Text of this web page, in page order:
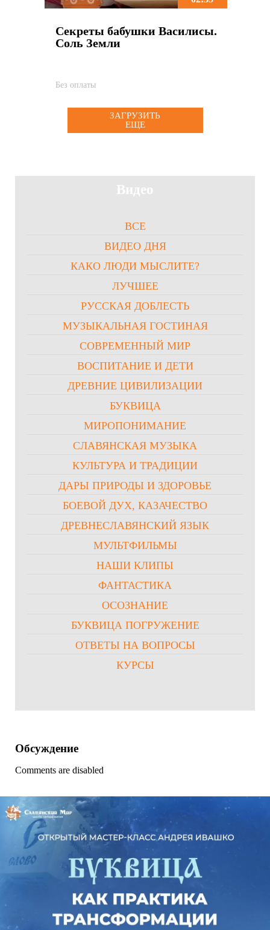
Секреты бабушки Василисы.
Соль Земли
Без оплаты
ЗАГРУЗИТЬ
ЕЩЕ
Видео
ВСЕ
ВИДЕО ДНЯ
КАКО ЛЮДИ МЫСЛИТЕ?
ЛУЧШЕЕ
РУССКАЯ ДОБЛЕСТЬ
МУЗЫКАЛЬНАЯ ГОСТИНАЯ
СОВРЕМЕННЫЙ МИР
ВОСПИТАНИЕ И ДЕТИ
ДРЕВНИЕ ЦИВИЛИЗАЦИИ
БУКВИЦА
МИРОПОНИМАНИЕ
СЛАВЯНСКАЯ МУЗЫКА
КУЛЬТУРА И ТРАДИЦИИ
ДАРЫ ПРИРОДЫ И ЗДОРОВЬЕ
БОЕВОЙ ДУХ, КАЗАЧЕСТВО
ДРЕВНЕСЛАВЯНСКИЙ ЯЗЫК
МУЛЬТФИЛЬМЫ
НАШИ КЛИПЫ
ФАНТАСТИКА
ОСОЗНАНИЕ
БУКВИЦА ПОГРУЖЕНИЕ
ОТВЕТЫ НА ВОПРОСЫ
КУРСЫ
Обсуждение
Comments are disabled